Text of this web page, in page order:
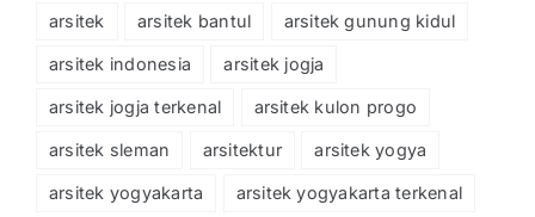
arsitek arsitek bantul arsitek gunung kidul
arsitek indonesia arsitek jogja
arsitek jogja terkenal arsitek kulon progo
arsitek sleman arsitektur arsitek yogya
arsitek yogyakarta arsitek yogyakarta terkenal